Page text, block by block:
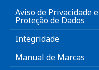
Aviso de Privacidade e
Proteção de Dados
Integridade
Manual de Marcas